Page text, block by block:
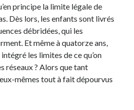
principe la limite légale de
Dès lors, les enfants sont livrés
débridées, qui les
Et même à quatorze ans,
les limites de ce qu’on
réseaux ? Alors que tant
mêmes tout à fait dépourvus